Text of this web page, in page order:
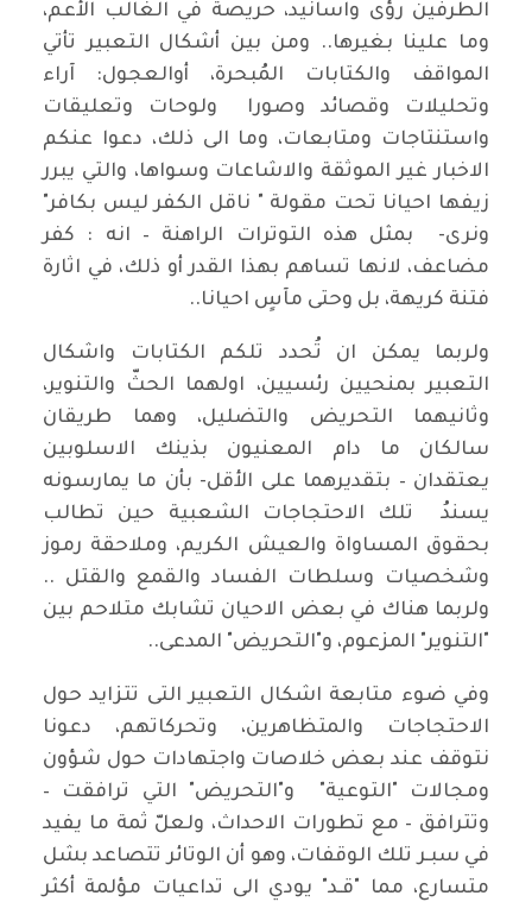
الطرفين رؤى واسانيد، حريصة في الغالب الأعم،
وما علينا بغيرها.. ومن بين أشكال التعبير تأتي
المواقف والكتابات المُبحرة، أوالعجول: آراء
وتحليلات وقصائد وصورا ولوحات وتعليقات
واستنتاجات ومتابعات، وما الى ذلك، دعوا عنكم
الاخبار غير الموثقة والاشاعات وسواها، والتي يبرر
زيفها احيانا تحت مقولة " ناقل الكفر ليس بكافر"
ونرى- بمثل هذه التوترات الراهنة – انه : كفر
مضاعف، لانها تساهم بهذا القدر أو ذلك، في اثارة
فتنة كريهة، بل وحتى مآسٍ احيانا..
ولربما يمكن ان تُحدد تلكم الكتابات واشكال
التعبير بمنحيين رئسيين، اولهما الحثّ والتنوير،
وثانيهما التحريض والتضليل، وهما طريقان
سالكان ما دام المعنيون بذينك الاسلوبين
يعتقدان – بتقديرهما على الأقل- بأن ما يمارسونه
يسندُ تلك الاحتجاجات الشعبية حين تطالب
بحقوق المساواة والعيش الكريم، وملاحقة رموز
وشخصيات وسلطات الفساد والقمع والقتل ..
ولربما هناك في بعض الاحيان تشابك متلاحم بين
"التنوير" المزعوم، و"التحريض" المدعى..
وفي ضوء متابعة اشكال التعبير التى تتزايد حول
الاحتجاجات والمتظاهرين، وتحركاتهم، دعونا
نتوقف عند بعض خلاصات واجتهادات حول شؤون
ومجالات "التوعية" و"التحريض" التي ترافقت –
وتترافق – مع تطورات الاحداث، ولعلّ ثمة ما يفيد
في سبـر تلك الوقفات، وهو أن الوتائر تتصاعد بشل
متسارع، مما "قـد" يودي الى تداعيات مؤلمة أكثر